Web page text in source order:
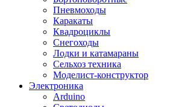
Пневмоходы
Каракаты
Квадроциклы
Снегоходы
Лодки и катамараны
Сельхоз техника
Моделист-конструктор
Электроника
Arduino